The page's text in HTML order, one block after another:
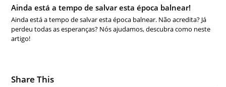
Ainda está a tempo de salvar esta época balnear!
Ainda está a tempo de salvar esta época balnear. Não acredita? Já
perdeu todas as esperanças? Nós ajudamos, descubra como neste
artigo!
Share This